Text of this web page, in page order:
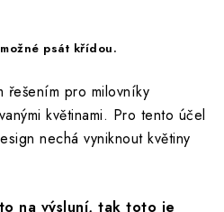
psát křídou.
řešením pro milovníky
květinami. Pro tento účel
nechá vyniknout květiny
na výsluní, tak toto je